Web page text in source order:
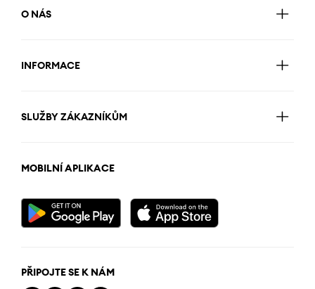
O NÁS
INFORMACE
SLUŽBY ZÁKAZNÍKŮM
MOBILNÍ APLIKACE
PŘIPOJTE SE K NÁM